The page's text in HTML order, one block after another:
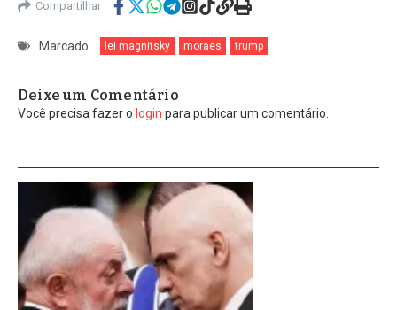
Compartilhar
Marcado: lei magnitsky moraes trump
Deixe um Comentário
Você precisa fazer o login para publicar um comentário.